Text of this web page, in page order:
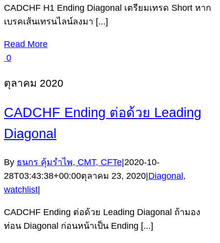
CADCHF H1 Ending Diagonal เตรียมเทรด Short หาก
เบรคเส้นเทรนไลน์ลงมา [...]
Read More
0
ตุลาคม 2020
CADCHF Ending ต่อด้วย Leading
Diagonal
By ธนกร คุ้มรำไพ, CMT, CFTe 2020-10-
28T03:43:38+00:00ตุลาคม 23, 2020 Diagonal ,
watchlist
CADCHF Ending ต่อด้วย Leading Diagonal ถ้ามอง
ท่อน Diagonal ก่อนหน้าเป็น Ending [...]